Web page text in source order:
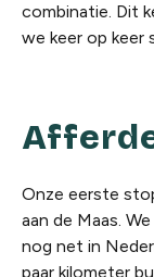
combinatie. Dit
we keer op keer
Onze eerste
aan de Maas.
nog net in
paar kilometer